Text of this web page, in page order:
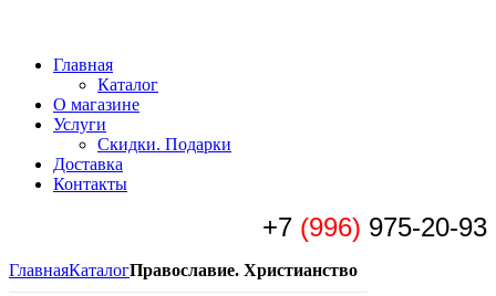
Главная
Каталог
О магазине
Услуги
Скидки. Подарки
Доставка
Контакты
+7 (996) 975-20-93
ГлавнаяКаталогПравославие. Христианство